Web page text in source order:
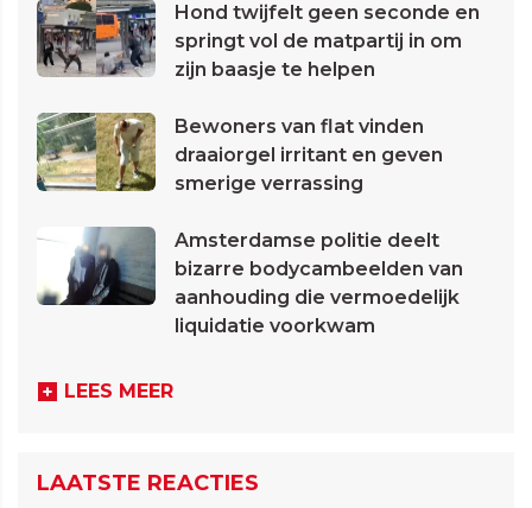
Hond twijfelt geen seconde en
springt vol de matpartij in om
zijn baasje te helpen
Bewoners van flat vinden
draaiorgel irritant en geven
smerige verrassing
Amsterdamse politie deelt
bizarre bodycambeelden van
aanhouding die vermoedelijk
liquidatie voorkwam
LEES MEER
LAATSTE REACTIES